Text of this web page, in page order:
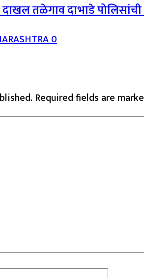
तळेगाव दाभाडे पोलिसांची
0
Required fields are